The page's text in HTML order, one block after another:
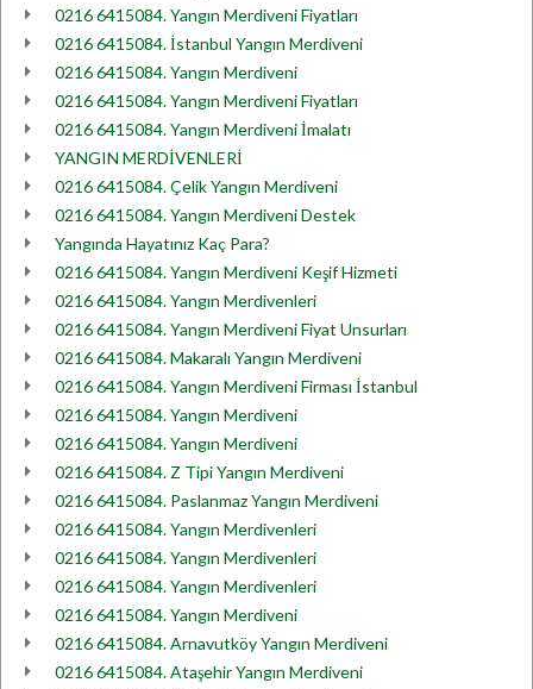
0216 6415084. Yangın Merdiveni Fiyatları
0216 6415084. İstanbul Yangın Merdiveni
0216 6415084. Yangın Merdiveni
0216 6415084. Yangın Merdiveni Fiyatları
0216 6415084. Yangın Merdiveni İmalatı
YANGIN MERDİVENLERİ
0216 6415084. Çelik Yangın Merdiveni
0216 6415084. Yangın Merdiveni Destek
Yangında Hayatınız Kaç Para?
0216 6415084. Yangın Merdiveni Keşif Hizmeti
0216 6415084. Yangın Merdivenleri
0216 6415084. Yangın Merdiveni Fiyat Unsurları
0216 6415084. Makaralı Yangın Merdiveni
0216 6415084. Yangın Merdiveni Firması İstanbul
0216 6415084. Yangın Merdiveni
0216 6415084. Yangın Merdiveni
0216 6415084. Z Tipi Yangın Merdiveni
0216 6415084. Paslanmaz Yangın Merdiveni
0216 6415084. Yangın Merdivenleri
0216 6415084. Yangın Merdivenleri
0216 6415084. Yangın Merdivenleri
0216 6415084. Yangın Merdiveni
0216 6415084. Arnavutköy Yangın Merdiveni
0216 6415084. Ataşehir Yangın Merdiveni